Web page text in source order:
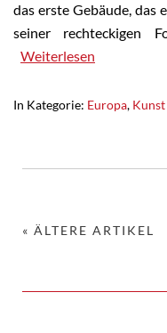
das erste Gebäude, das
seiner rechteckigen
Weiterlesen
In Kategorie: Europa,
« ÄLTERE ARTIKEL